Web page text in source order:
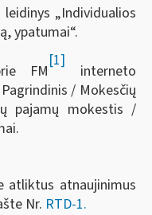
„Individualios
ypatumai“.
FM
[1]
interneto
/ Mokesčių
pajamų mokestis /
atliktus atnaujinimus
Nr. RTD-1.